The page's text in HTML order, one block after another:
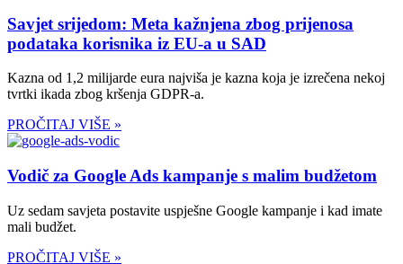
Savjet srijedom: Meta kažnjena zbog prijenosa
podataka korisnika iz EU-a u SAD
Kazna od 1,2 milijarde eura najviša je kazna koja je izrečena nekoj
tvrtki ikada zbog kršenja GDPR-a.
PROČITAJ VIŠE »
Vodič za Google Ads kampanje s malim budžetom
Uz sedam savjeta postavite uspješne Google kampanje i kad imate
mali budžet.
PROČITAJ VIŠE »